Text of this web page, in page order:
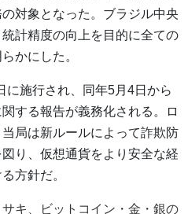
対象となった。ブラジル中央
計精度の向上を目的に全ての
かにした。
に施行され、同年5月4日から
する報告が義務化される。ロ
局は新ルールによって詐欺防
り、仮想通貨をより安全な経
方針だ。
キ、ビットコイン・金・銀の